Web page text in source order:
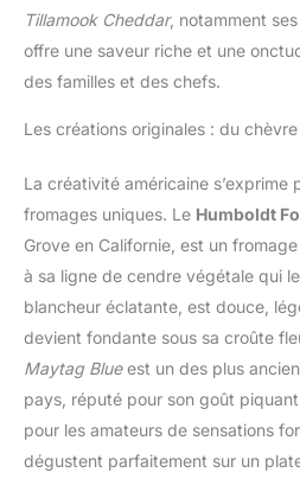
Tillamook Cheddar, notamment
offre une saveur riche et une
des familles et des chefs.
Les créations originales : du
La créativité américaine s’exprime
fromages uniques. Le Humboldt
Grove en Californie, est un
à sa ligne de cendre végétale qui
blancheur éclatante, est douce,
devient fondante sous sa croûte
Maytag Blueest un des plus
pays, réputé pour son goût
pour les amateurs de sensations
dégustent parfaitement sur un